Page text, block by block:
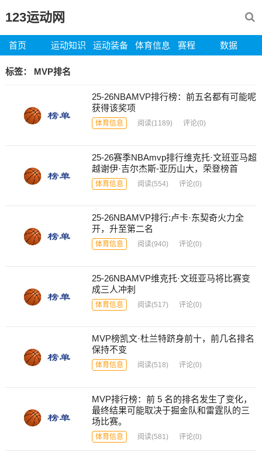
123运动网
首页 运动知识 运动装备 体育信息 赛程 数据
标签： MVP排名
25-26NBAMVP排行榜：前五名都有可能呢
获得该奖项
体育信息 阅读(1189) 评论(0)
25-26赛季NBAmvp排行维克托·文班亚马超
越谢伊·吉尔杰斯-亚历山大，荣登榜首
体育信息 阅读(554) 评论(0)
25-26NBAMVP排行:卢卡·东契奇火力全
开，升至第二名
体育信息 阅读(940) 评论(0)
25-26NBAMVP维克托·文班亚马将比赛变
成三人冲刺
体育信息 阅读(517) 评论(0)
MVP榜凯文·杜兰特跻身前十，前几名排名
保持不变
体育信息 阅读(518) 评论(0)
MVP排行榜：前 5 名的排名发生了变化，
最终结果可能取决于掘金队和雷霆队的三
场比赛。
体育信息 阅读(581) 评论(0)